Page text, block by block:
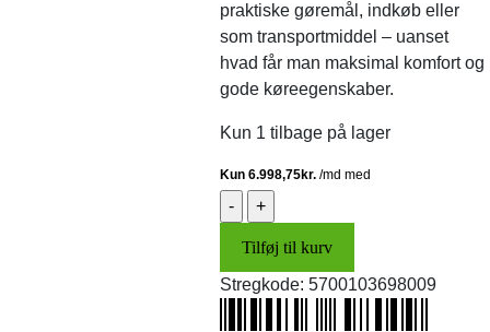
praktiske gøremål, indkøb eller
som transportmiddel – uanset
hvad får man maksimal komfort og
gode køreegenskaber.
Kun 1 tilbage på lager
E-
Force
T408-
4
Tilføj til kurv
Stregkode: 5700103698009